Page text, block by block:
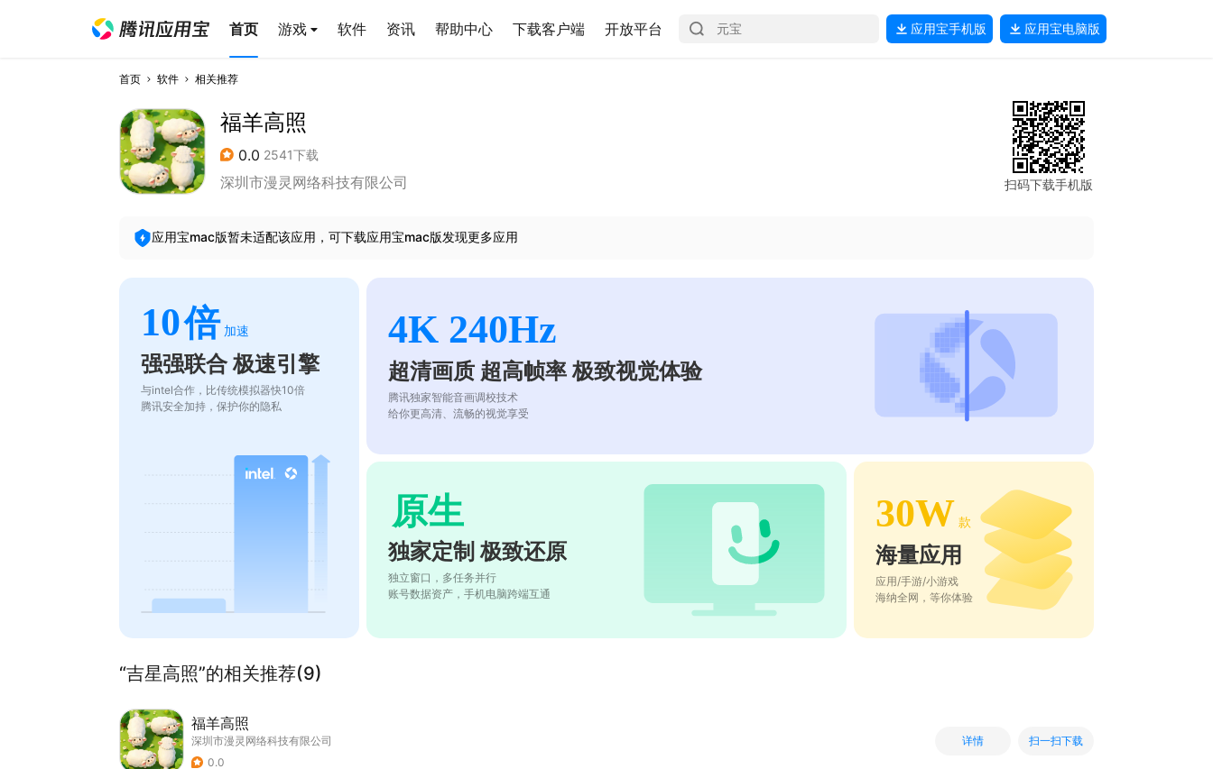
首页 游戏 软件 资讯 帮助中心 下载客户端 开放平台 应用宝手机版 应用宝电脑版
首页 软件 相关推荐
福羊高照
0.0 2541下载
深圳市漫灵网络科技有限公司 扫码下载手机版
应用宝mac版暂未适配该应用，可下载应用宝mac版发现更多应用
10倍 加速
强强联合 极速引擎
与intel合作，比传统模拟器快10倍
腾讯安全加持，保护你的隐私
4K 240Hz
超清画质 超高帧率 极致视觉体验
腾讯独家智能音画调校技术
给你更高清、流畅的视觉享受
原生
独家定制 极致还原
独立窗口，多任务并行
账号数据资产，手机电脑跨端互通
30W 款
海量应用
应用/手游/小游戏
海纳全网，等你体验
“吉星高照”的相关推荐(9)
福羊高照
深圳市漫灵网络科技有限公司
0.0
详情 扫一扫下载